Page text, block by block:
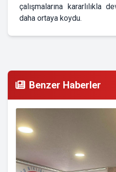
çalışmalarına kararlılıkla
daha ortaya koydu.
Benzer Haberler